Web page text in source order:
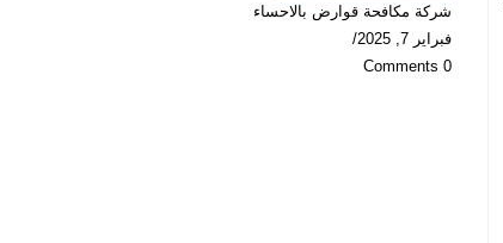
شركة مكافحة قوارض بالاحساء
فبراير 7, 2025
/
0 Comments